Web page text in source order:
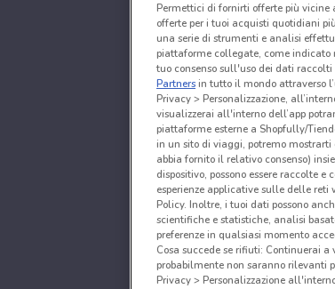
Permettici di fornirti offerte più vicine
offerte per i tuoi acquisti quotidiani
una serie di strumenti e analisi
piattaforme collegate, come indicato
tuo consenso sull'uso dei dati
Partnersin tutto il mondo attraverso
Privacy > Personalizzazione,
visualizzerai all'interno dell’app
piattaforme esterne a Shopfully/
in un sito di viaggi, potremo
abbia fornito il relativo consenso)
dispositivo, possono essere raccolte
esperienze applicative sulle delle
Policy. Inoltre, i tuoi dati possono
scientifiche e statistiche, analisi
preferenze in qualsiasi momento
Cosa succede se rifiuti: Continuerai
probabilmente non saranno rilevanti
Privacy > Personalizzazione